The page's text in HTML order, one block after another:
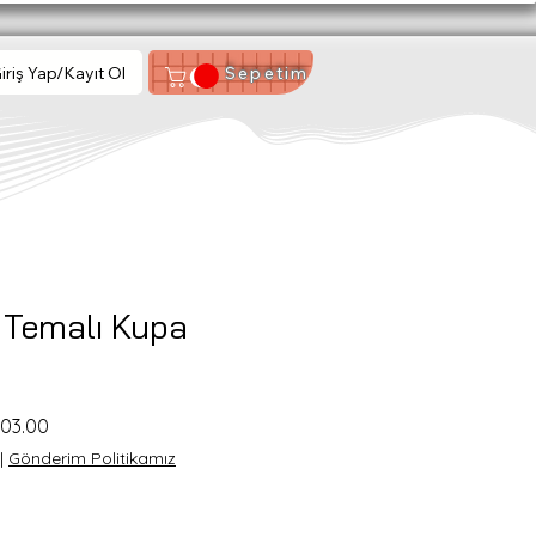
Yap/Kayıt Ol Sepetim
Kupa
Price
| Gönderim Politikamız